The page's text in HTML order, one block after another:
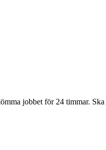
jobbet för 24 timmar.